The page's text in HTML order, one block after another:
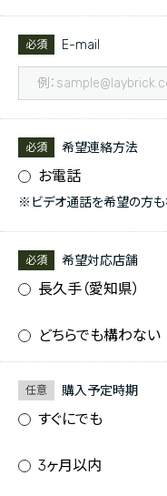
必須 E-mail
必須 希望連絡方法
お電話
※ビデオ通話を希望の方も
必須 希望対応店舗
長久手（愛知県）
どちらでも構わない
任意 購入予定時期
すぐにでも
3ヶ月以内